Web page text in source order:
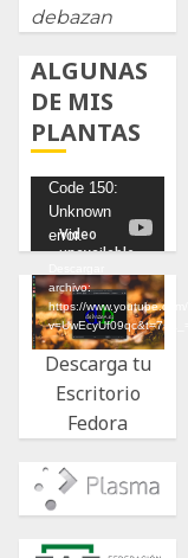
debazan
ALGUNAS
DE MIS
PLANTAS
Reproductor
de
vídeo
Code 150:
Unknown
error.
archivo:
https://
Descarga tu
Escritorio
Fedora